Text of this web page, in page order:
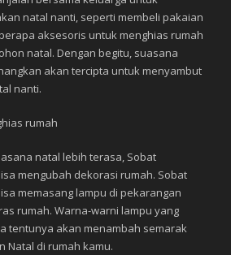
natal nanti, seperti membeli pakaian
aksesoris untuk menghias rumah
natal. Dengan begitu, suasana
akan tercipta untuk menyambut
nanti.
rumah
natal lebih terasa, Sobat
mengubah dekorasi rumah. Sobat
memasang lampu di pekarangan
rumah. Warna-warni lampu yang
tentunya akan menambah semarak
Natal di rumah kamu.